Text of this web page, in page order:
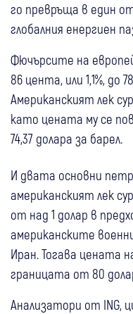
го превръща в един
глобалния енергиен
Фючърсите на
86 цента, или 1,1%, до
Американският лек
като цената му се
74,37 долара за барел.
И двата основни
американският лек
от над 1 долар в
американските
Иран. Тогава цената
границата от 80
Анализатори от ING,